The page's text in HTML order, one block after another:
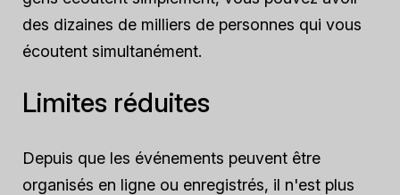
des dizaines de milliers de personnes qui vous
écoutent simultanément.
Limites réduites
Depuis que les événements peuvent être
organisés en ligne ou enregistrés, il n'est plus